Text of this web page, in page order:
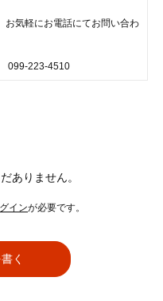
気軽にお電話にてお問い合わ
099-223-4510
ありません。
インが必要です。
く